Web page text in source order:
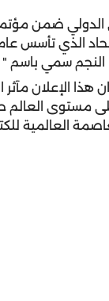
الدولي ضمن
النجم سمي باسم "
هذا الإعلان
على مستوى
العالمية